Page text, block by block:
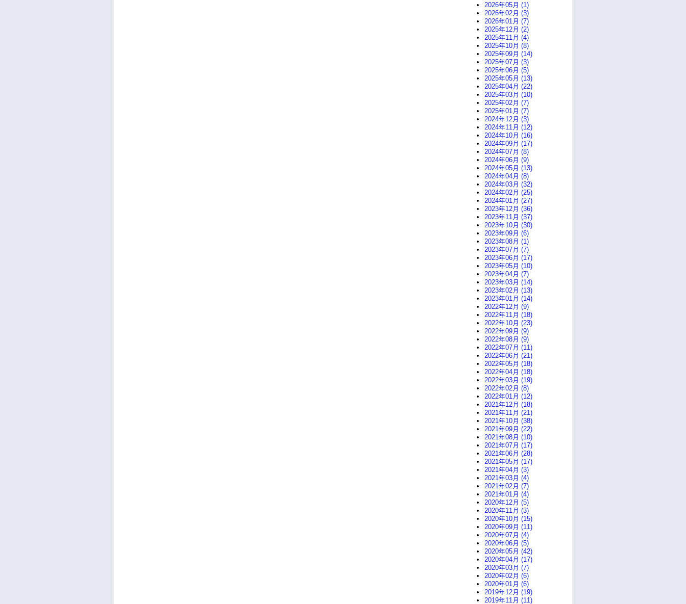
2026年05月 (1)
2026年02月 (3)
2026年01月 (7)
2025年12月 (2)
2025年11月 (4)
2025年10月 (8)
2025年09月 (14)
2025年07月 (3)
2025年06月 (5)
2025年05月 (13)
2025年04月 (22)
2025年03月 (10)
2025年02月 (7)
2025年01月 (7)
2024年12月 (3)
2024年11月 (12)
2024年10月 (16)
2024年09月 (17)
2024年07月 (8)
2024年06月 (9)
2024年05月 (13)
2024年04月 (8)
2024年03月 (32)
2024年02月 (25)
2024年01月 (27)
2023年12月 (36)
2023年11月 (37)
2023年10月 (30)
2023年09月 (6)
2023年08月 (1)
2023年07月 (7)
2023年06月 (17)
2023年05月 (10)
2023年04月 (7)
2023年03月 (14)
2023年02月 (13)
2023年01月 (14)
2022年12月 (9)
2022年11月 (18)
2022年10月 (23)
2022年09月 (9)
2022年08月 (9)
2022年07月 (11)
2022年06月 (21)
2022年05月 (18)
2022年04月 (18)
2022年03月 (19)
2022年02月 (8)
2022年01月 (12)
2021年12月 (18)
2021年11月 (21)
2021年10月 (38)
2021年09月 (22)
2021年08月 (10)
2021年07月 (17)
2021年06月 (28)
2021年05月 (17)
2021年04月 (3)
2021年03月 (4)
2021年02月 (7)
2021年01月 (4)
2020年12月 (5)
2020年11月 (3)
2020年10月 (15)
2020年09月 (11)
2020年07月 (4)
2020年06月 (5)
2020年05月 (42)
2020年04月 (17)
2020年03月 (7)
2020年02月 (6)
2020年01月 (6)
2019年12月 (19)
2019年11月 (11)